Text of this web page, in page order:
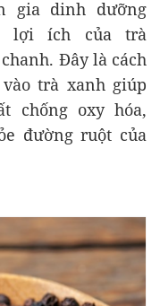
gia dinh dưỡng
lợi ích của trà
Đây là cách
trà xanh giúp
chống oxy hóa,
đường ruột của